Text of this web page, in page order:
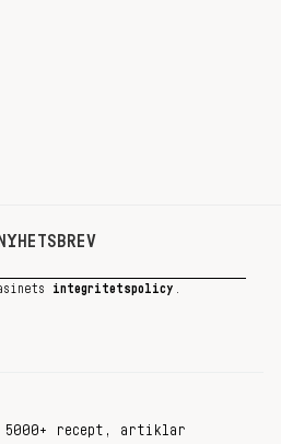
integritetspolicy
recept, artiklar